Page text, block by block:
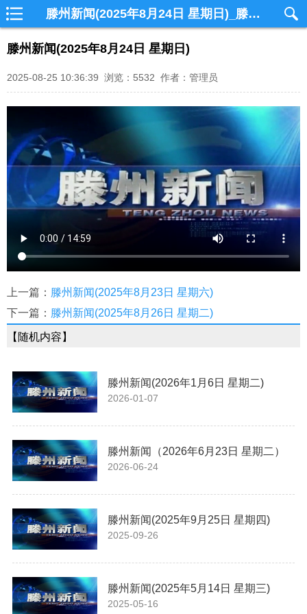
滕州新闻(2025年8月24日 星期日)_滕州网视
滕州新闻(2025年8月24日 星期日)
2025-08-25 10:36:39 浏览：5532 作者：管理员
上一篇： 滕州新闻(2025年8月23日 星期六)
下一篇： 滕州新闻(2025年8月26日 星期二)
【随机内容】
滕州新闻(2026年1月6日 星期二)
2026-01-07
滕州新闻（2026年6月23日 星期二）
2026-06-24
滕州新闻(2025年9月25日 星期四)
2025-09-26
滕州新闻(2025年5月14日 星期三)
2025-05-16